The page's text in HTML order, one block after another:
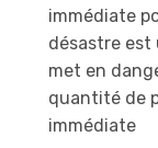
immédiate
désastre est
met en
quantité de
immédiate